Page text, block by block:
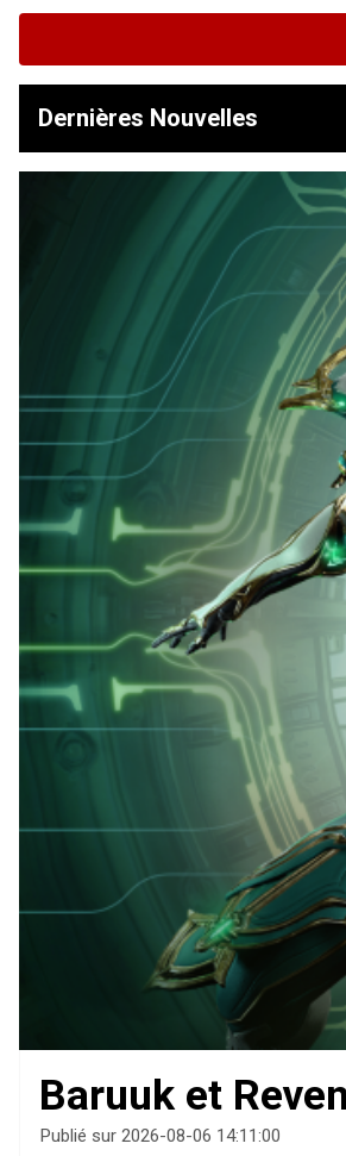
Dernières Nouvelles
Baruuk et
Publié sur 2026-08-06 14:11:00